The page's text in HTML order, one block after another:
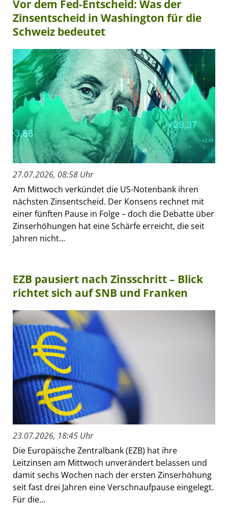
Vor dem Fed-Entscheid: Was der
Zinsentscheid in Washington für die
Schweiz bedeutet
27.07.2026, 08:58 Uhr
Am Mittwoch verkündet die US-Notenbank ihren
nächsten Zinsentscheid. Der Konsens rechnet mit
einer fünften Pause in Folge – doch die Debatte über
Zinserhöhungen hat eine Schärfe erreicht, die seit
Jahren nicht...
EZB pausiert nach Zinsschritt – Blick
richtet sich auf SNB und Franken
23.07.2026, 18:45 Uhr
Die Europäische Zentralbank (EZB) hat ihre
Leitzinsen am Mittwoch unverändert belassen und
damit sechs Wochen nach der ersten Zinserhöhung
seit fast drei Jahren eine Verschnaufpause eingelegt.
Für die...